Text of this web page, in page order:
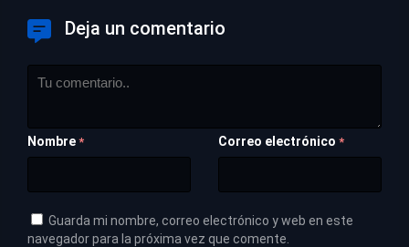
Deja un comentario
Nombre * Correo electrónico *
Guarda mi nombre, correo electrónico y web en este
navegador para la próxima vez que comente.